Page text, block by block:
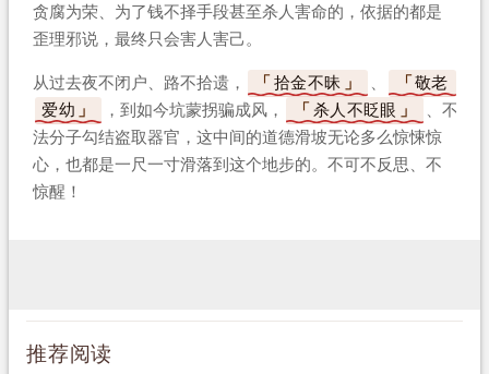
贪腐为荣、为了钱不择手段甚至杀人害命的，依据的都是
歪理邪说，最终只会害人害己。
从过去夜不闭户、路不拾遗， 拾金不昧
敬老
爱幼
，到如今坑蒙拐骗成风， 杀人不眨眼
、不
法分子勾结盗取器官，这中间的道德滑坡无论多么惊悚惊
心，也都是一尺一寸滑落到这个地步的。不可不反思、不
惊醒！
推荐阅读